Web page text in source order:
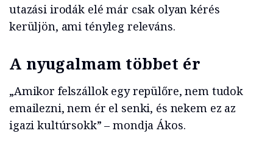
utazási irodák elé már csak olyan kérés
kerüljön, ami tényleg releváns.
A nyugalmam többet ér
„Amikor felszállok egy repülőre, nem tudok
emailezni, nem ér el senki, és nekem ez az
igazi kultúrsokk” – mondja Ákos.